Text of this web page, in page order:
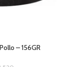
– 156GR